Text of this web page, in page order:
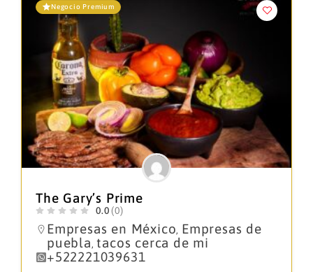
Negocio Premium
The Gary’s Prime
0.0 (0)
Empresas en México, Empresas de
puebla,tacos cerca de mi
+522221039631